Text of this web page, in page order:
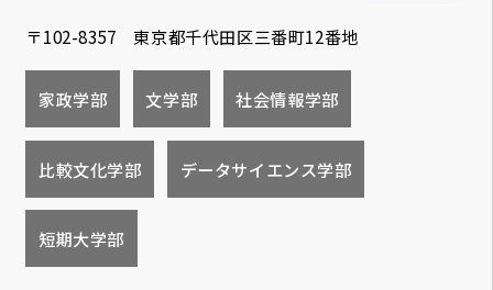
〒102-8357 東京都千代田区三番町12番地
家政学部 文学部 社会情報学部
比較文化学部 データサイエンス学部
短期大学部